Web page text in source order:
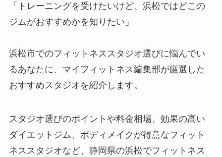
「トレーニングを受けたいけど、浜松ではどこの
ジムがおすすめかを知りたい」
浜松市でのフィットネススタジオ選びに悩んでい
るあなたに、マイフィットネス編集部が厳選した
おすすめスタジオを紹介します。
スタジオ選びのポイントや料金相場、効果の高い
ダイエットジム、ボディメイクが得意なフィット
ネススタジオなど、静岡県の浜松でフィットネス